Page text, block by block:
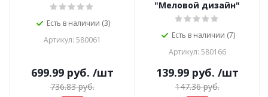
Есть в наличии (3)
Артикул: 580061
699.99руб. /шт
736.83руб.
"Меловой дизайн"
Есть в наличии (7)
Артикул: 580166
139.99руб. /шт
147.36руб.